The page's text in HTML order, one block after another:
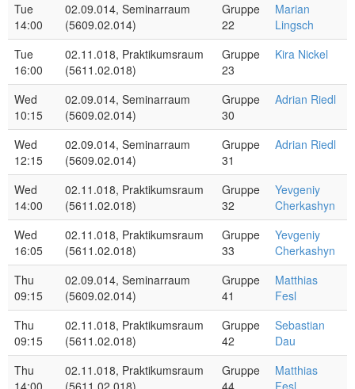
Tue
14:00
02.09.014, Seminarraum
(5609.02.014)
Gruppe
22
Marian
Lingsch
Tue
16:00
02.11.018, Praktikumsraum
(5611.02.018)
Gruppe
23
Kira Nickel
Wed
10:15
02.09.014, Seminarraum
(5609.02.014)
Gruppe
30
Adrian Riedl
Wed
12:15
02.09.014, Seminarraum
(5609.02.014)
Gruppe
31
Adrian Riedl
Wed
14:00
02.11.018, Praktikumsraum
(5611.02.018)
Gruppe
32
Yevgeniy
Cherkashyn
Wed
16:05
02.11.018, Praktikumsraum
(5611.02.018)
Gruppe
33
Yevgeniy
Cherkashyn
Thu
09:15
02.09.014, Seminarraum
(5609.02.014)
Gruppe
41
Matthias
Fesl
Thu
09:15
02.11.018, Praktikumsraum
(5611.02.018)
Gruppe
42
Sebastian
Dau
Thu
14:00
02.11.018, Praktikumsraum
(5611.02.018)
Gruppe
44
Matthias
Fesl